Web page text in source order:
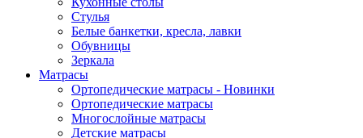
Стулья
Белые банкетки, кресла, лавки
Обувницы
Зеркала
Матрасы
Ортопедические матрасы - Новинки
Ортопедические матрасы
Многослойные матрасы
Детские матрасы